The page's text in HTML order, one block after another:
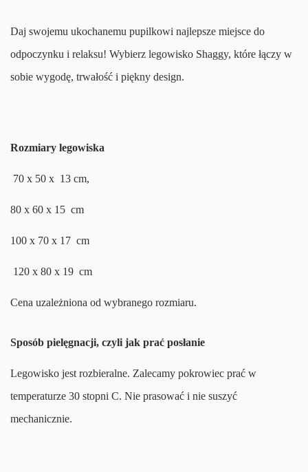
Daj swojemu ukochanemu pupilkowi najlepsze miejsce do
odpoczynku i relaksu! Wybierz legowisko Shaggy, które łączy w
sobie wygodę, trwałość i piękny design.
Rozmiary legowiska
70 x 50 x 13 cm,
80 x 60 x 15 cm
100 x 70 x 17 cm
120 x 80 x 19 cm
Cena uzależniona od wybranego rozmiaru.
Sposób pielęgnacji, czyli jak prać posłanie
Legowisko jest rozbieralne. Zalecamy pokrowiec prać w
temperaturze 30 stopni C. Nie prasować i nie suszyć
mechanicznie.